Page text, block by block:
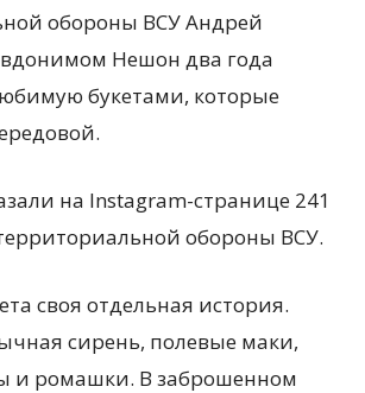
обороны ВСУ Андрей
Нешон два года
букетами, которые
на Instagram-странице 241
обороны ВСУ.
своя отдельная история.
сирень, полевые маки,
и ромашки. В заброшенном